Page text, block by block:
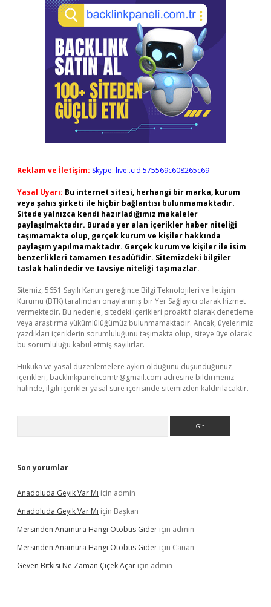
Reklam ve İletişim: Skype: live:.cid.575569c608265c69
Yasal Uyarı: Bu internet sitesi, herhangi bir marka, kurum
veya şahıs şirketi ile hiçbir bağlantısı bulunmamaktadır.
Sitede yalnızca kendi hazırladığımız makaleler
paylaşılmaktadır. Burada yer alan içerikler haber niteliği
taşımamakta olup, gerçek kurum ve kişiler hakkında
paylaşım yapılmamaktadır. Gerçek kurum ve kişiler ile isim
benzerlikleri tamamen tesadüfidir. Sitemizdeki bilgiler
taslak halindedir ve tavsiye niteliği taşımazlar.
Sitemiz, 5651 Sayılı Kanun gereğince Bilgi Teknolojileri ve İletişim
Kurumu (BTK) tarafından onaylanmış bir Yer Sağlayıcı olarak hizmet
vermektedir. Bu nedenle, sitedeki içerikleri proaktif olarak denetleme
veya araştırma yükümlülüğümüz bulunmamaktadır. Ancak, üyelerimiz
yazdıkları içeriklerin sorumluluğunu taşımakta olup, siteye üye olarak
bu sorumluluğu kabul etmiş sayılırlar.
Hukuka ve yasal düzenlemelere aykırı olduğunu düşündüğünüz
içerikleri, backlinkpanelicomtr@gmail.com adresine bildirmeniz
halinde, ilgili içerikler yasal süre içerisinde sitemizden kaldırılacaktır.
Son yorumlar
Anadoluda Geyik Var Mı için admin
Anadoluda Geyik Var Mı için Başkan
Mersinden Anamura Hangi Otobüs Gider için admin
Mersinden Anamura Hangi Otobüs Gider için Canan
Geven Bitkisi Ne Zaman Çiçek Açar için admin